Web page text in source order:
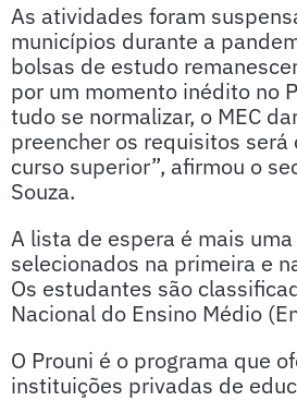
As atividades foram
municípios durante a
bolsas de estudo
por um momento inédito no
tudo se normalizar, o MEC
preencher os requisitos
curso superior”, afirmou o
Souza.
A lista de espera é mais
selecionados na primeira e
Os estudantes são
Nacional do Ensino Médio
O Prouni é o programa que
instituições privadas de